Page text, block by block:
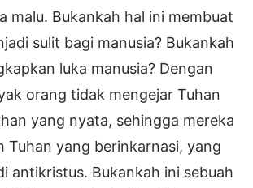
malu. Bukankah hal ini membuat
sulit bagi manusia? Bukankah
luka manusia? Dengan
orang tidak mengejar Tuhan
yang nyata, sehingga mereka
Tuhan yang berinkarnasi, yang
antikristus. Bukankah ini sebuah